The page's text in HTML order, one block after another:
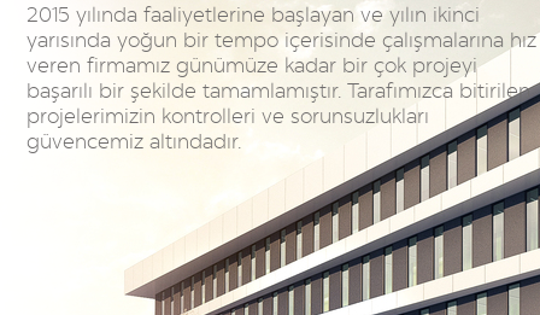
2015 yılında faaliyetlerine başlayan ve yılın ikinci
yarısında yoğun bir tempo içerisinde çalışmalarına hız
veren firmamız günümüze kadar bir çok projeyi
başarılı bir şekilde tamamlamıştır. Tarafımızca bitirilen
projelerimizin kontrolleri ve sorunsuzlukları
güvencemiz altındadır.